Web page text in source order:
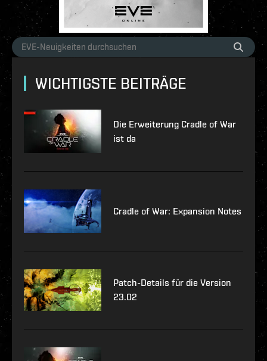
WICHTIGSTE BEITRÄGE
Die Erweiterung Cradle of War
ist da
Cradle of War: Expansion Notes
Patch-Details für die Version
23.02